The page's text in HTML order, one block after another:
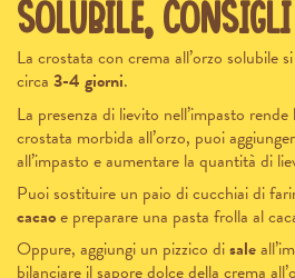
solubile,
La crostata con crema all’orzo solubile
circa 3-4 giorni.
La presenza di lievito nell’impasto
crostata morbida all’orzo, puoi
all’impasto e aumentare la quantità di
Puoi sostituire un paio di cucchiai di
cacaoe preparare una pasta frolla al
Oppure, aggiungi un pizzico disale
bilanciare il sapore dolce della crema